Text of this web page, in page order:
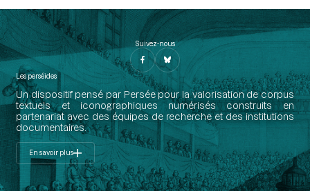
Suivez-nous
Les perséides
Un dispositif pensé par Persée pour la valorisation de corpus
textuels et iconographiques numérisés construits en
partenariat avec des équipes de recherche et des institutions
documentaires.
En savoir plus